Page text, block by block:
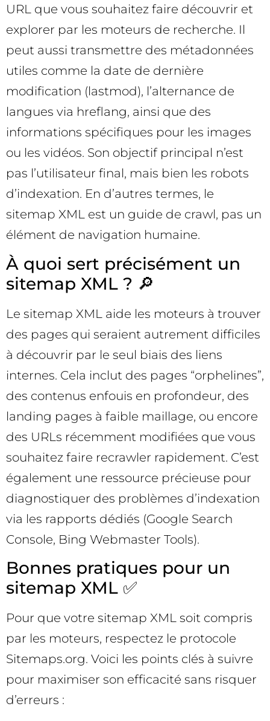
URL que vous souhaitez faire découvrir et
explorer par les moteurs de recherche. Il
peut aussi transmettre des métadonnées
utiles comme la date de dernière
modification (lastmod), l’alternance de
langues via hreflang, ainsi que des
informations spécifiques pour les images
ou les vidéos. Son objectif principal n’est
pas l’utilisateur final, mais bien les robots
d’indexation. En d’autres termes, le
sitemap XML est un guide de crawl, pas un
élément de navigation humaine.
À quoi sert précisément un
sitemap XML ? 🔎
Le sitemap XML aide les moteurs à trouver
des pages qui seraient autrement difficiles
à découvrir par le seul biais des liens
internes. Cela inclut des pages “orphelines”,
des contenus enfouis en profondeur, des
landing pages à faible maillage, ou encore
des URLs récemment modifiées que vous
souhaitez faire recrawler rapidement. C’est
également une ressource précieuse pour
diagnostiquer des problèmes d’indexation
via les rapports dédiés (Google Search
Console, Bing Webmaster Tools).
Bonnes pratiques pour un
sitemap XML ✅
Pour que votre sitemap XML soit compris
par les moteurs, respectez le protocole
Sitemaps.org. Voici les points clés à suivre
pour maximiser son efficacité sans risquer
d’erreurs :